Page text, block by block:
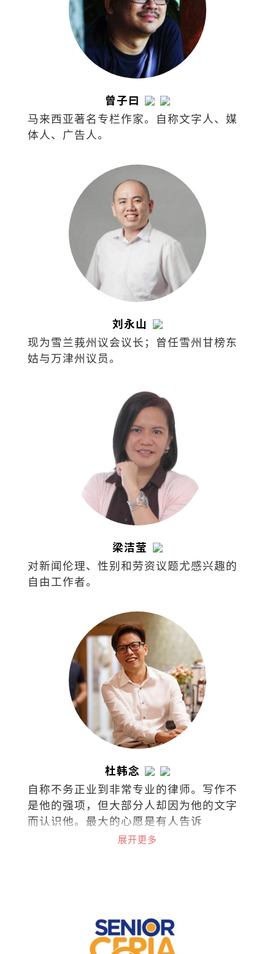
曾子曰
马来西亚著名专栏作家。自称文字人、媒
体人、广告人。
刘永山
现为雪兰莪州议会议长；曾任雪州甘榜东
姑与万津州议员。
梁洁莹
对新闻伦理、性别和劳资议题尤感兴趣的
自由工作者。
杜韩念
自称不务正业到非常专业的律师。写作不
是他的强项，但大部分人却因为他的文字
而认识他。最大的心愿是有人告诉
他：“我是因为你的文章而爱上阅读
展开更多